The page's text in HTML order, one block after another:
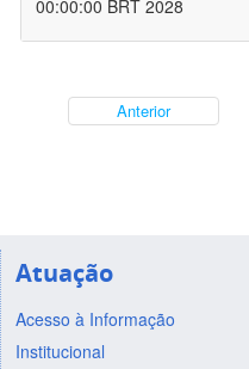
00:00:00 BRT 2028
Anterior
Atuação
Acesso à Informação
Institucional